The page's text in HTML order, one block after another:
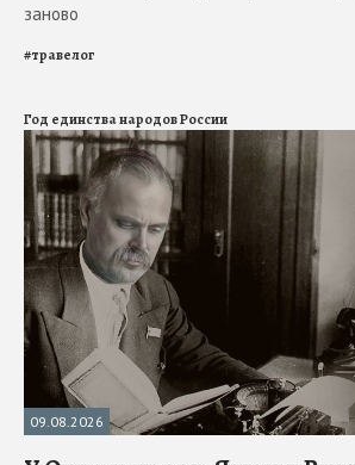
заново
#травелог
Год единства народов России
09.08.2026